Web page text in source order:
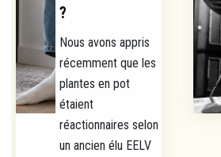
?
Nous avons appris
récemment que les
plantes en pot
étaient
réactionnaires selon
un ancien élu EELV